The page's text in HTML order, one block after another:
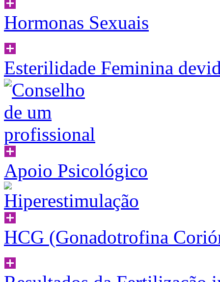
Hormonas Sexuais
Esterilidade Feminina
Apoio Psicológico
HCG (Gonadotrofina